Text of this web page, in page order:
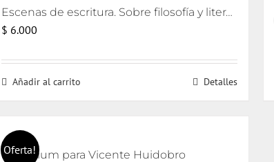
Escenas de escritura. Sobre filosofía y literatura [eBook]
$ 6.000
Añadir al carrito Detalles
Oferta!
Un trívium para Vicente Huidobro